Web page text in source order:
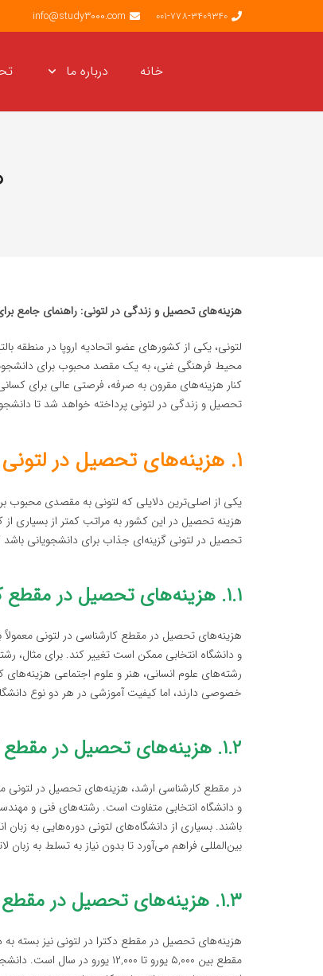
001-778-3409340
info@study3000.com
خانه درباره ما
هزینه‌های تحصیل و زندگی در لتونی: راهنمای جامع
لتونی، یکی از کشورهای عضو اتحادیه اروپا در منطقه
محیط فرهنگی غنی، به یک مقصد محبوب برای
کنار هزینه‌های مقرون به صرفه، فرصتی عالی برای
تحصیل و زندگی در لتونی پرداخته خواهد شد تا
۱. هزینه‌های تحصیل در لتونی
یکی از اصلی‌ترین دلایلی که لتونی به مقصدی محبوب
هزینه تحصیل در این کشور به مراتب کمتر از بسیاری از
تحصیل در لتونی گزینه‌ای جذاب برای دانشجویانی
۱.۱. هزینه‌های تحصیل در مقطع کارشناسی
و دانشگاه انتخابی ممکن است تغییر کند. برای مثال،
رشته‌های علوم انسانی، هنر و علوم اجتماعی
خصوصی دارند، اما کیفیت آموزشی در هر دو نوع
۱.۲. هزینه‌های تحصیل در مقطع کارشناسی ارشد
و دانشگاه انتخابی متفاوت است. رشته‌های فنی و
باشند. بسیاری از دانشگاه‌های لتونی دوره‌هایی به
بین‌المللی فراهم می‌آورد تا بدون نیاز به تسلط به زبان
۱.۳. هزینه‌های تحصیل در مقطع دکترا
هزینه‌های تحصیل در مقطع دکترا در لتونی نیز بسته
مقطع بین ۵,۰۰۰ یورو تا